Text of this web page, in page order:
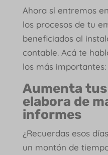
Ahora sí entremos
los procesos de tu
beneficiados al
contable. Acá te
los más importantes:
Aumenta
elabora de
informes
¿Recuerdas esos
un montón de